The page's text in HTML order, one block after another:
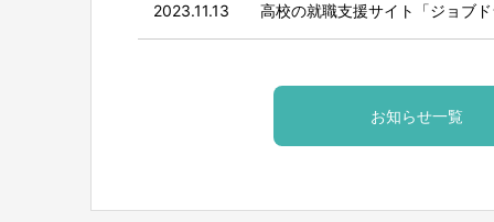
2023.11.13 高校の就職支援サイト「ジョブ
お知らせ一覧